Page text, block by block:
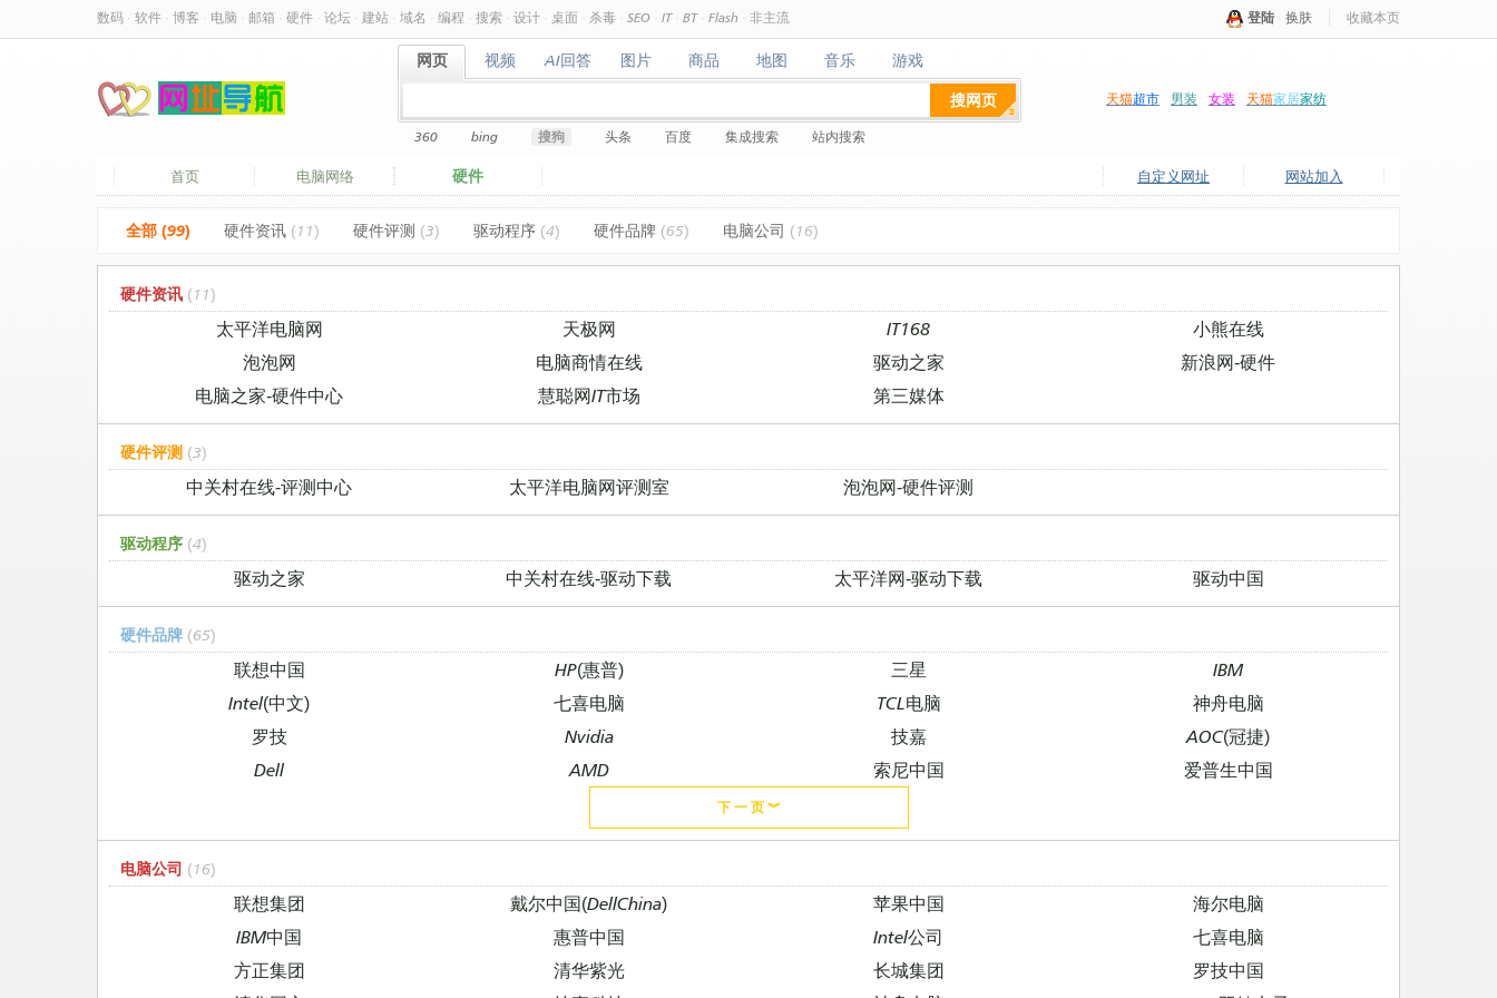
数码 软件 博客 电脑 邮箱 硬件 论坛 建站 域名 编程 搜索 设计 桌面 杀毒 SEO IT· BT· Flash 非主流 登陆 换肤 收藏本页
网页
网页 视频
视频 AI回答
AI回答 图片
图片 商品
商品 地图
地图 音乐
音乐 游戏
游戏
搜网页
360 bing 搜狗 头条 百度 集成搜索 站内搜索
天猫超市 男装 女装 天猫家居家纺
网站加入
自定义网址
首页 电脑网络 硬件
全部 (99) 硬件资讯 (11) 硬件评测 (3) 驱动程序 (4) 硬件品牌 (65) 电脑公司 (16)
硬件资讯 (11)
太平洋电脑网 天极网 IT168
小熊在线
泡泡网
电脑商情在线 驱动之家
新浪网-硬件
电脑之家-硬件中心
慧聪网IT市场 第三媒体
硬件评测 (3)
中关村在线-评测中心 太平洋电脑网评测室 泡泡网-硬件评测
驱动程序 (4)
驱动之家 中关村在线-驱动下载 太平洋网-驱动下载 驱动中国
硬件品牌 (65)
联想中国 HP(惠普) 三星
IBM
Intel(中文)
七喜电脑 TCL电脑
神舟电脑
罗技
Nvidia 技嘉
AOC(冠捷)
Dell
AMD 索尼中国 爱普生中国
下 一 页 ︾
电脑公司 (16)
联想集团 戴尔中国(DellChina) 苹果中国
海尔电脑
IBM中国
惠普中国 Intel公司
七喜电脑
方正集团
清华紫光 长城集团
罗技中国